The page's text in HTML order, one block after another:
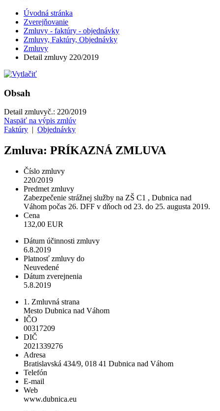
Úvodná stránka
Zverejňovanie
Zmluvy - faktúry - objednávky
Zmluvy, Faktúry, Objednávky
Zmluvy
Detail zmluvy 220/2019
Obsah
Detail zmluvyč.: 220/2019
Naspäť na výpis zmlúv
Faktúry | Objednávky
Zmluva: PRÍKAZNÁ ZMLUVA
Číslo zmluvy
220/2019
Predmet zmluvy
Zabezpečenie strážnej služby na ZŠ C1 , Dubnica nad
Váhom počas 26. DFF v dňoch od 23. do 25. augusta 2019.
Cena
132,00 EUR
Dátum účinnosti zmluvy
6.8.2019
Platnosť zmluvy do
Neuvedené
Dátum zverejnenia
5.8.2019
1. Zmluvná strana
Mesto Dubnica nad Váhom
IČO
00317209
DIČ
2021339276
Adresa
Bratislavská 434/9, 018 41 Dubnica nad Váhom
Telefón
E-mail
Web
www.dubnica.eu